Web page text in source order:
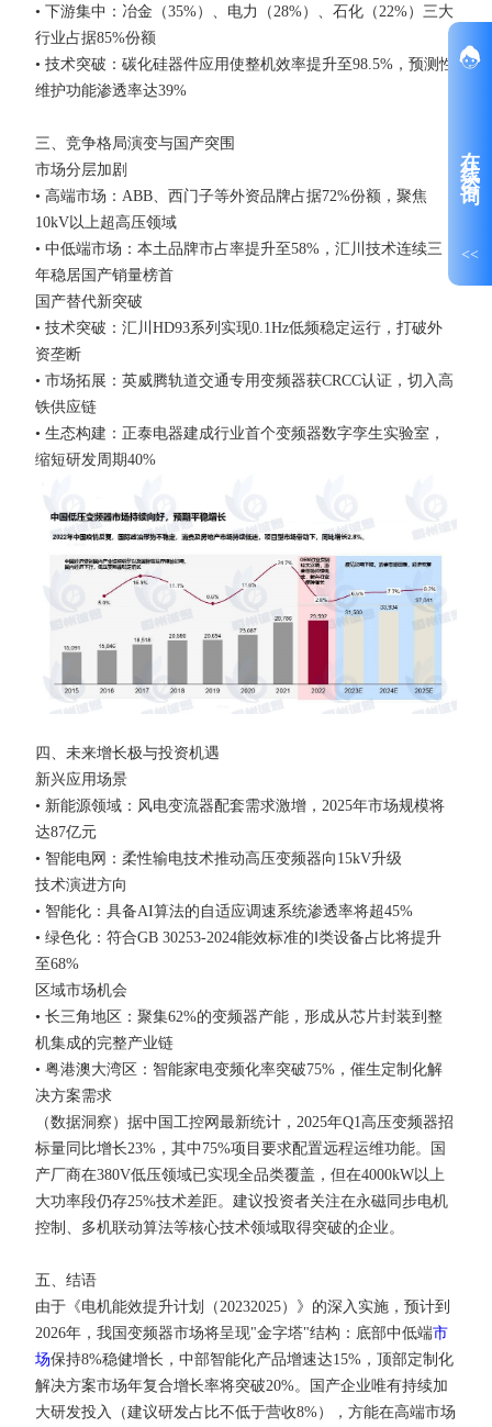
在线咨询
<<
• 下游集中：冶金（35%）、电力（28%）、石化（22%）三大
行业占据85%份额
• 技术突破：碳化硅器件应用使整机效率提升至98.5%，预测性
维护功能渗透率达39%
三、竞争格局演变与国产突围
市场分层加剧
• 高端市场：ABB、西门子等外资品牌占据72%份额，聚焦
10kV以上超高压领域
• 中低端市场：本土品牌市占率提升至58%，汇川技术连续三
年稳居国产销量榜首
国产替代新突破
• 技术突破：汇川HD93系列实现0.1Hz低频稳定运行，打破外
资垄断
• 市场拓展：英威腾轨道交通专用变频器获CRCC认证，切入高
铁供应链
• 生态构建：正泰电器建成行业首个变频器数字孪生实验室，
缩短研发周期40%
四、未来增长极与投资机遇
新兴应用场景
• 新能源领域：风电变流器配套需求激增，2025年市场规模将
达87亿元
• 智能电网：柔性输电技术推动高压变频器向15kV升级
技术演进方向
• 智能化：具备AI算法的自适应调速系统渗透率将超45%
• 绿色化：符合GB 30253-2024能效标准的Ⅰ类设备占比将提升
至68%
区域市场机会
• 长三角地区：聚集62%的变频器产能，形成从芯片封装到整
机集成的完整产业链
• 粤港澳大湾区：智能家电变频化率突破75%，催生定制化解
决方案需求
（数据洞察）据中国工控网最新统计，2025年Q1高压变频器招
标量同比增长23%，其中75%项目要求配置远程运维功能。国
产厂商在380V低压领域已实现全品类覆盖，但在4000kW以上
大功率段仍存25%技术差距。建议投资者关注在永磁同步电机
控制、多机联动算法等核心技术领域取得突破的企业。
五、结语
由于《电机能效提升计划（20232025）》的深入实施，预计到
2026年，我国变频器市场将呈现"金字塔"结构：底部中低端市
场保持8%稳健增长，中部智能化产品增速达15%，顶部定制化
解决方案市场年复合增长率将突破20%。国产企业唯有持续加
大研发投入（建议研发占比不低于营收8%），方能在高端市场